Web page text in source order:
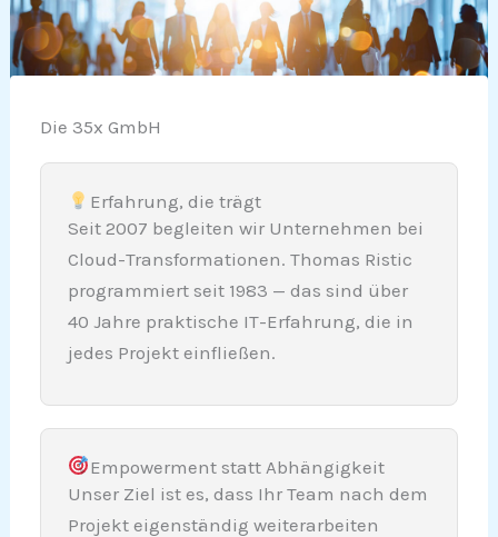
Die 35x GmbH
Erfahrung, die trägt
Seit 2007 begleiten wir Unternehmen bei
Cloud-Transformationen. Thomas Ristic
programmiert seit 1983 — das sind über
40 Jahre praktische IT-Erfahrung, die in
jedes Projekt einfließen.
Empowerment statt Abhängigkeit
Unser Ziel ist es, dass Ihr Team nach dem
Projekt eigenständig weiterarbeiten